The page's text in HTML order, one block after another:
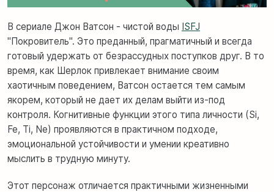
В сериале Джон Ватсон - чистой воды ISFJ
"Покровитель". Это преданный, прагматичный и всегда
готовый удержать от безрассудных поступков друг. В то
время, как Шерлок привлекает внимание своим
хаотичным поведением, Ватсон остается тем самым
якорем, который не дает их делам выйти из-под
контроля. Когнитивные функции этого типа личности (Si,
Fe, Ti, Ne) проявляются в практичном подходе,
эмоциональной устойчивости и умении креативно
мыслить в трудную минуту.
Этот персонаж отличается практичными жизненными